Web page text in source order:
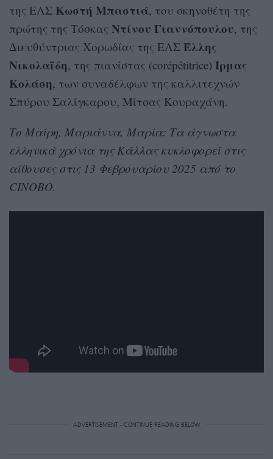
της ΕΛΣ Κωστή Μπαστιά, του σκηνοθέτη της
πρώτης της Τόσκας Ντίνου Γιαννόπουλου, της
Διευθύντριας Χορωδίας της ΕΛΣ Έλλης
Νικολαΐδη, της πιανίστας (corépétitrice) Ίρμας
Κολάση, των συναδέλφων της καλλιτεχνών
Σπύρου Σαλίγκαρου, Μίτσας Κουραχάνη.
Το Μαίρη, Μαριάννα, Μαρία: Τα άγνωστα
ελληνικά χρόνια της Κάλλας κυκλοφορεί στις
αίθουσες στις 13 Φεβρουαρίου 2025 από το
CINOBO.
ADVERTISEMENT - CONTINUE READING BELOW